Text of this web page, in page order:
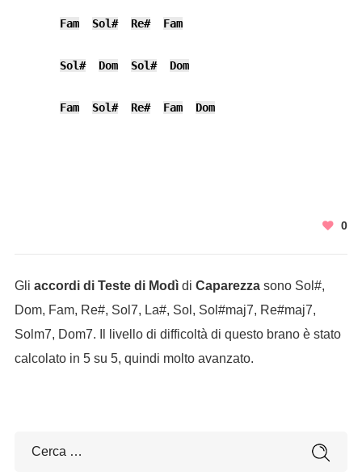
Fam Sol# Re# Fam
Sol# Dom Sol# Dom
Fam Sol# Re# Fam Dom
0
Gli accordi di Teste di Modìdi Caparezzasono Sol#,
Dom, Fam, Re#, Sol7, La#, Sol, Sol#maj7, Re#maj7,
Solm7, Dom7. Il livello di difficoltà di questo brano è stato
calcolato in 5 su 5, quindi molto avanzato.